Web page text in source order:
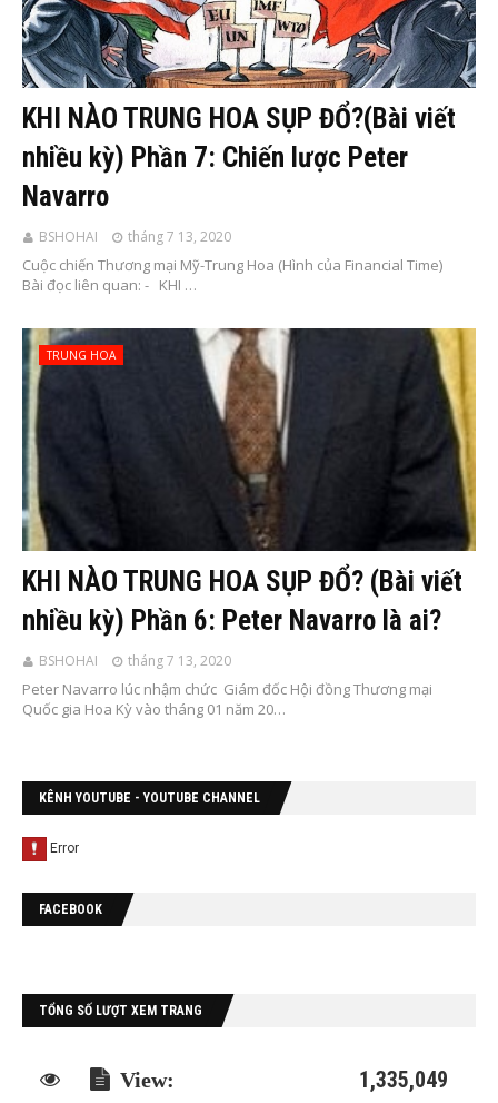
KHI NÀO TRUNG HOA SỤP ĐỔ?(Bài viết
nhiều kỳ) Phần 7: Chiến lược Peter
Navarro
BSHOHAI tháng 7 13, 2020
Cuộc chiến Thương mại Mỹ-Trung Hoa (Hình của Financial Time)
Bài đọc liên quan: - KHI …
TRUNG HOA
KHI NÀO TRUNG HOA SỤP ĐỔ? (Bài viết
nhiều kỳ) Phần 6: Peter Navarro là ai?
BSHOHAI tháng 7 13, 2020
Peter Navarro lúc nhậm chức Giám đốc Hội đồng Thương mại
Quốc gia Hoa Kỳ vào tháng 01 năm 20…
KÊNH YOUTUBE - YOUTUBE CHANNEL
FACEBOOK
TỔNG SỐ LƯỢT XEM TRANG
1,335,049